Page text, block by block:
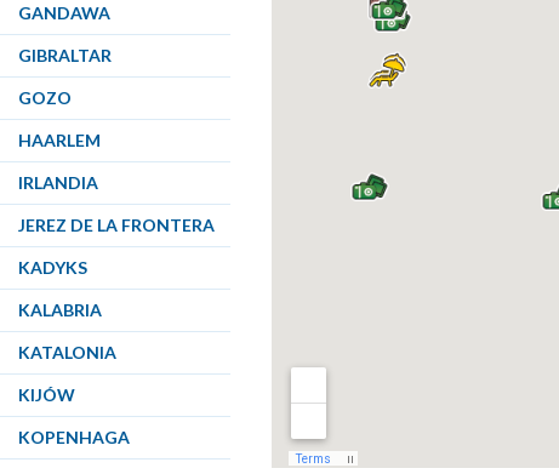
GANDAWA
GIBRALTAR
GOZO
HAARLEM
IRLANDIA
JEREZ DE LA FRONTERA
KADYKS
KALABRIA
KATALONIA
KIJÓW
KOPENHAGA